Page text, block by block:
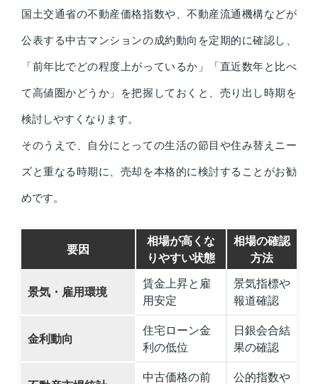
国土交通省の不動産価格指数や、不動産流通機構などが
公表する中古マンションの成約動向を定期的に確認し、
「前年比でどの程度上がっているか」「直近数年と比べ
て高値圏かどうか」を把握しておくと、売り出し時期を
検討しやすくなります。
そのうえで、自分にとっての生活の節目や住み替えニー
ズと重なる時期に、売却を本格的に検討することがお勧
めです。
要因
相場が高くな
りやすい状態
相場の確認
方法
景気・雇用環境
賃金上昇と雇
用安定
景気指標や
報道確認
金利動向
住宅ローン金
利の低位
日銀会合結
果の確認
中古価格の前 公的指数や